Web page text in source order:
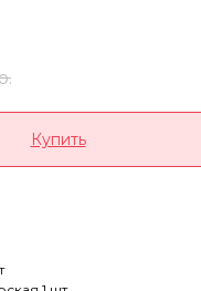
Купить